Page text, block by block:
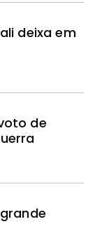
de